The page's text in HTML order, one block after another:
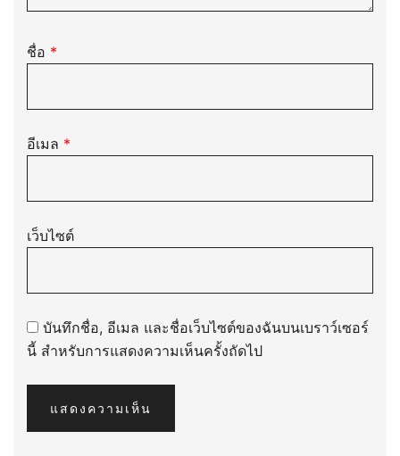
ชื่อ *
อีเมล *
เว็บไซต์
บันทึกชื่อ, อีเมล และชื่อเว็บไซต์ของฉันบนเบราว์เซอร์
นี้ สำหรับการแสดงความเห็นครั้งถัดไป